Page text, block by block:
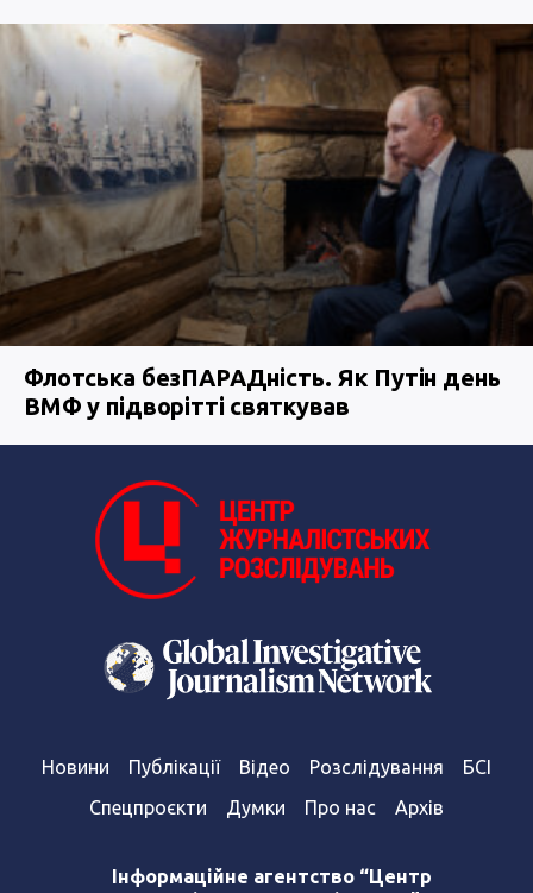
Флотська безПАРАДність. Як Путін день
ВМФ у підворітті святкував
Новини Публікації Відео Розслідування
БСІ
Спецпроєкти
Думки Про нас Архів
Інформаційне агентство “Центр